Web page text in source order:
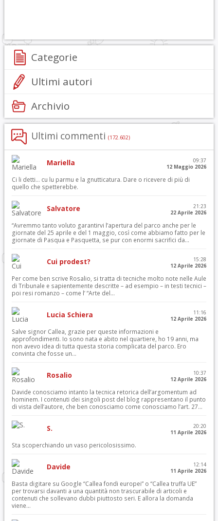
Categorie
Ultimi autori
Archivio
Ultimi commenti (172.602)
Mariella
09:37
12 Maggio 2026
Ci li detti… cu lu parmu e la gnutticatura. Dare o ricevere di più di
quello che spetterebbe.
Salvatore
21:23
22 Aprile 2026
“Avremmo tanto voluto garantirvi l’apertura del parco anche per le
giornate del 25 aprile e del 1 maggio, così come abbiamo fatto per le
giornate di Pasqua e Pasquetta, se pur con enormi sacrifici da...
Cui prodest?
15:28
12 Aprile 2026
Per come ben scrive Rosalio, si tratta di tecniche molto note nelle Aule
di Tribunale e sapientemente descritte – ad esempio – in testi tecnici –
poi resi romanzo – come l’ “Arte del...
Lucia Schiera
11:16
12 Aprile 2026
Salve signor Callea, grazie per queste informazioni e
approfondimenti. Io sono nata e abito nel quartiere, ho 19 anni, ma
non avevo idea di tutta questa storia complicata del parco. Ero
convinta che fosse un...
Rosalio
10:37
12 Aprile 2026
Davide conosciamo intanto la tecnica retorica dell’argomentum ad
hominem. I contenuti dei singoli post del blog rappresentano il punto
di vista dell’autore, che ben conosciamo come conosciamo l’art. 27...
S.
20:20
11 Aprile 2026
Sta scoperchiando un vaso pericolosissimo.
Davide
12:14
11 Aprile 2026
Basta digitare su Google “Callea fondi europei” o “Callea truffa UE”
per trovarsi davanti a una quantità non trascurabile di articoli e
contenuti che sollevano dubbi piuttosto seri. E allora la domanda
viene...